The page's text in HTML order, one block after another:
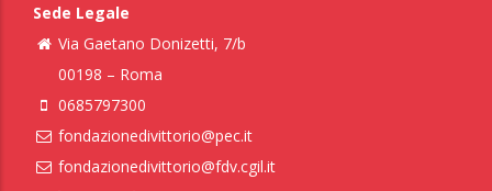
Sede Legale
Via Gaetano Donizetti, 7/b
00198 – Roma
0685797300
fondazionedivittorio@pec.it
fondazionedivittorio@fdv.cgil.it